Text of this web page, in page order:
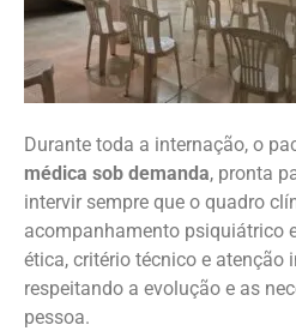
Durante toda a internação, o
médica sob demanda, pronta
intervir sempre que o quadro
acompanhamento psiquiátrico
ética, critério técnico e atenção
respeitando a evolução e as
pessoa.